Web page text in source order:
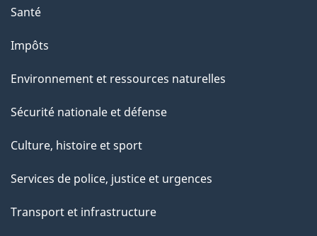
Santé
Impôts
Environnement et ressources naturelles
Sécurité nationale et défense
Culture, histoire et sport
Services de police, justice et urgences
Transport et infrastructure